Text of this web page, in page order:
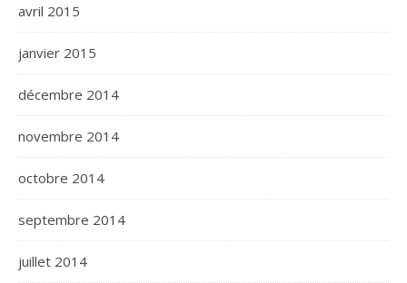
avril 2015
janvier 2015
décembre 2014
novembre 2014
octobre 2014
septembre 2014
juillet 2014